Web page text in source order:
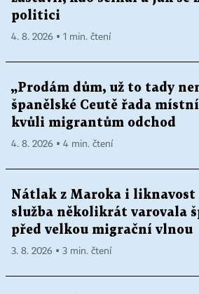
politici
4. 8. 2026 ▪ 1 min. čtení
„Prodám dům, už to tady
španělské Ceutě řada
kvůli migrantům odchod
4. 8. 2026 ▪ 4 min. čtení
Nátlak z Maroka i liknavost
služba několikrát varovala
před velkou migrační vlnou
3. 8. 2026 ▪ 3 min. čtení